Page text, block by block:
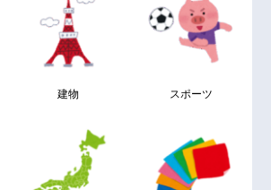
建物 スポーツ